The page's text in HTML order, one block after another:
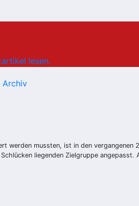
lesen.
Archiv
werden mussten, ist in den
liegenden Zielgruppe